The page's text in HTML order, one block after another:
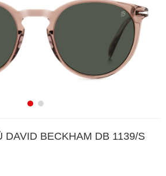
DAVID BECKHAM DB 1139/S